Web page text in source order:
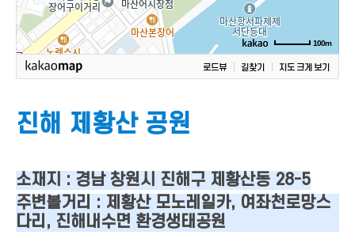
100m
로드뷰 길찾기 지도 크게 보기
진해 제황산 공원
소재지 : 경남 창원시 진해구 제황산동 28-5
주변볼거리 : 제황산 모노레일카, 여좌천로망스
다리, 진해내수면 환경생태공원